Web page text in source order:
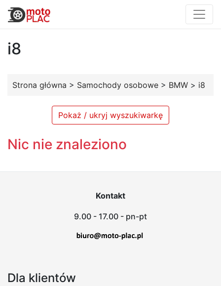
i8
Strona główna > Samochody osobowe > BMW > i8
Pokaż / ukryj wyszukiwarkę
Nic nie znaleziono
Kontakt
9.00 - 17.00 - pn-pt
Dla klientów